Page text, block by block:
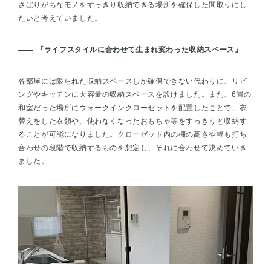
さばりがちなモノをすっきり収納できる場所を確保した間取りにし
たいと考えていました。
『ライフスタイルに合わせて生まれ変わった収納スペース』
各部屋には限られた収納スペースしか確保できない代わりに、リビ
ングやキッチンに大容量の収納スペースを設けました。また、6畳の
和室だった場所にウォークインクローゼットを配置したことで、衣
替えをした衣類や、使わなくなったおもちゃ等をすっきりと収納す
ることが可能になりました。クローゼット内の棚の高さや幅も打ち
合わせの段階で収納するものを想定し、それに合わせて決めていき
ました。